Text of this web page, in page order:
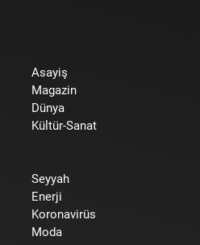
Asayiş
Magazin
Dünya
Kültür-Sanat
Seyyah
Enerji
Koronavirüs
Moda